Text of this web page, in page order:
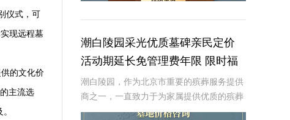
仪式，可
现远程墓
的文化价
主流选
潮白陵园采光优质墓碑亲民定价
活动期延长免管理费年限 限时福
利解读
潮白陵园，作为北京市重要的殡葬服务提供
商之一，一直致力于为家属提供优质的殡葬
服务和便捷的墓碑选择。近期，潮白陵园推